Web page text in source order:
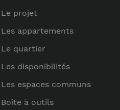
Le projet
Les appartements
Le quartier
Les disponibilités
Les espaces communs
Boîte à outils